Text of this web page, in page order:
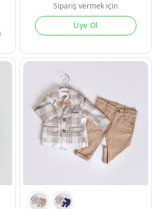
Sipariş vermek için
Üye Ol